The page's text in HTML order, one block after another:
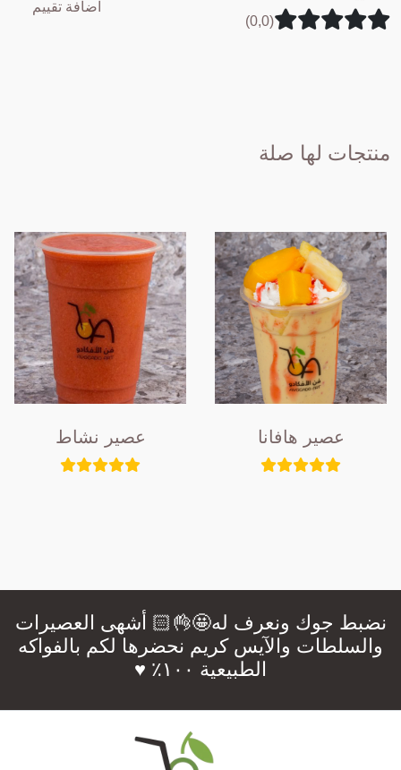
(0,0)
اضافة تقييم
منتجات لها صلة
عصير نشاط عصير هافانا
نضبط جوك ونعرف له🤩👌🏻 أشهى العصيرات
والسلطات والآيس كريم نحضرها لكم بالفواكه
الطبيعية ١٠٠٪؜ ♥️